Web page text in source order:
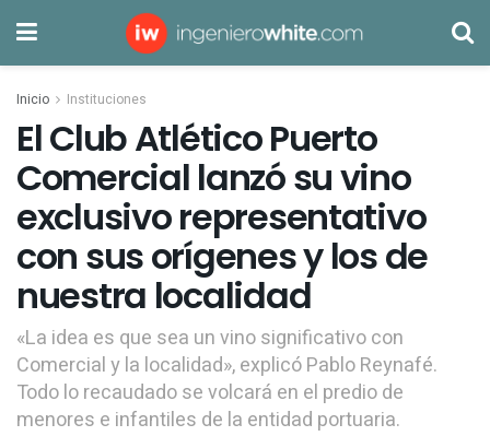
Inicio Instituciones
El Club Atlético Puerto
Comercial lanzó su vino
exclusivo representativo
con sus orígenes y los de
nuestra localidad
«La idea es que sea un vino significativo con
Comercial y la localidad», explicó Pablo Reynafé.
Todo lo recaudado se volcará en el predio de
menores e infantiles de la entidad portuaria.